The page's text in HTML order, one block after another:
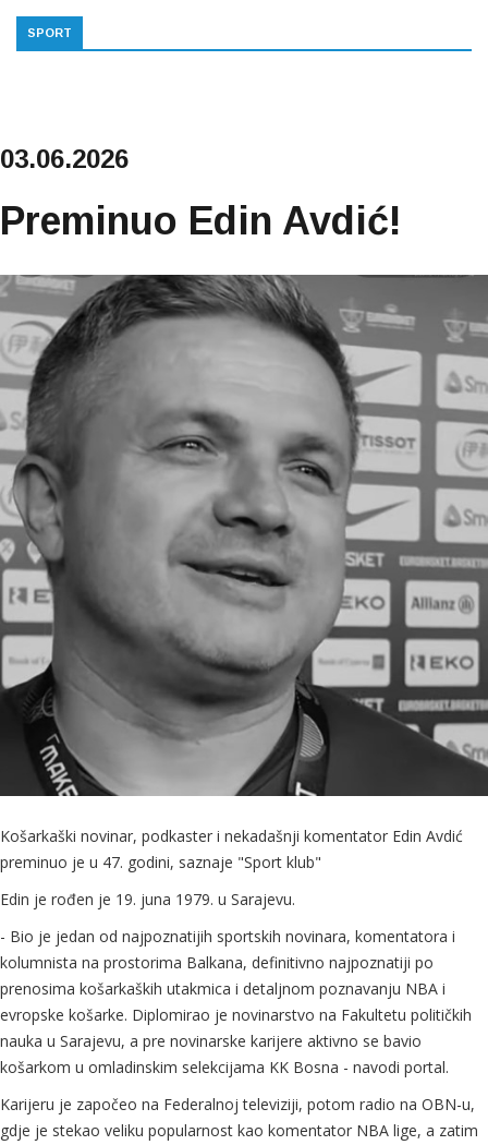
SPORT
03.06.2026
Preminuo Edin Avdić!
Košarkaški novinar, podkaster i nekadašnji komentator Edin Avdić
preminuo je u 47. godini, saznaje "Sport klub"
Edin je rođen je 19. juna 1979. u Sarajevu.
- Bio je jedan od najpoznatijih sportskih novinara, komentatora i
kolumnista na prostorima Balkana, definitivno najpoznatiji po
prenosima košarkaških utakmica i detaljnom poznavanju NBA i
evropske košarke. Diplomirao je novinarstvo na Fakultetu političkih
nauka u Sarajevu, a pre novinarske karijere aktivno se bavio
košarkom u omladinskim selekcijama KK Bosna - navodi portal.
Karijeru je započeo na Federalnoj televiziji, potom radio na OBN-u,
gdje je stekao veliku popularnost kao komentator NBA lige, a zatim